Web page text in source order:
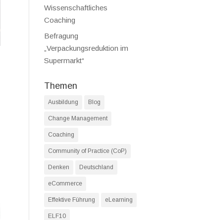
Wissenschaftliches
Coaching
Befragung
„Verpackungsreduktion im
Supermarkt“
Themen
Ausbildung Blog
Change Management
Coaching
Community of Practice (CoP)
Denken Deutschland
eCommerce
Effektive Führung eLearning
ELF10